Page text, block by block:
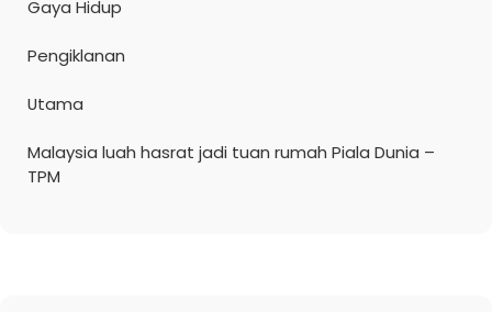
Gaya Hidup
Pengiklanan
Utama
Malaysia luah hasrat jadi tuan rumah Piala Dunia –
TPM